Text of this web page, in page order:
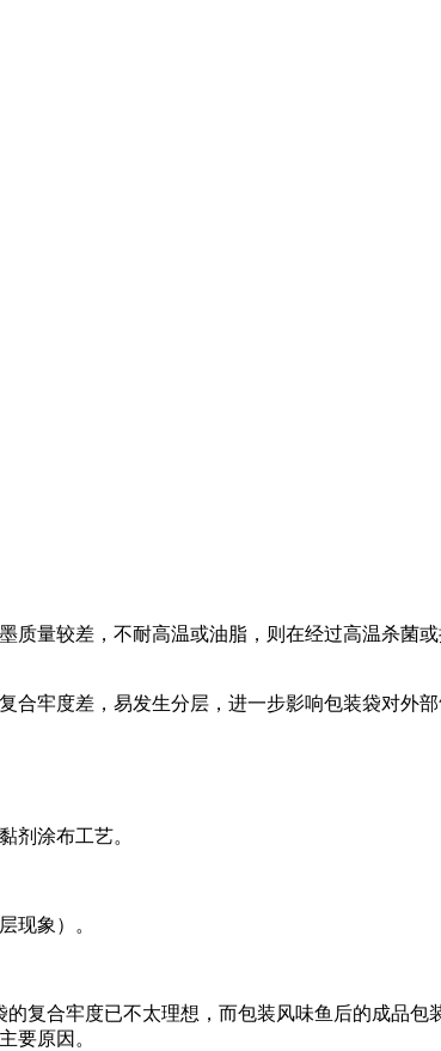
量较差，不耐高温或油脂，则在经过高温杀菌
牢度差，易发生分层，进一步影响包装袋对外部
剂涂布工艺。
现象）。
复合牢度已不太理想，而包装风味鱼后的成品包
要原因。